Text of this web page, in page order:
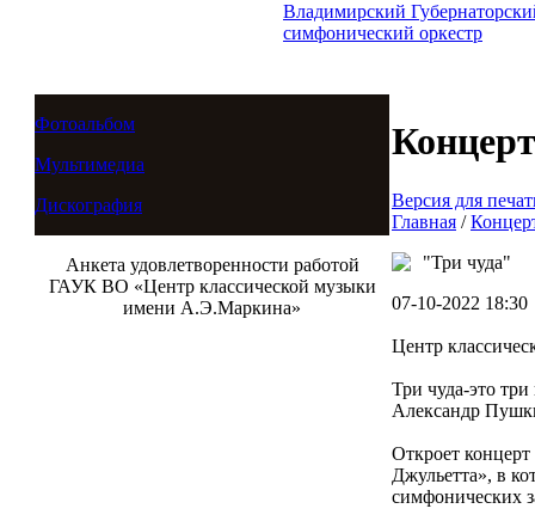
Владимирский
симфонический оркестр
Фотоальбом
Мультимедиа
Дискография
Анкета удовлетворенности работой
ГАУК ВО «Центр классической музыки
имени А.Э.Маркина»
Версия для
Главная /
"Три чуда"
07-10-2022 18:30
Центр
Три чуда-это
Александр
Откроет
Джульетта», в
симфонических